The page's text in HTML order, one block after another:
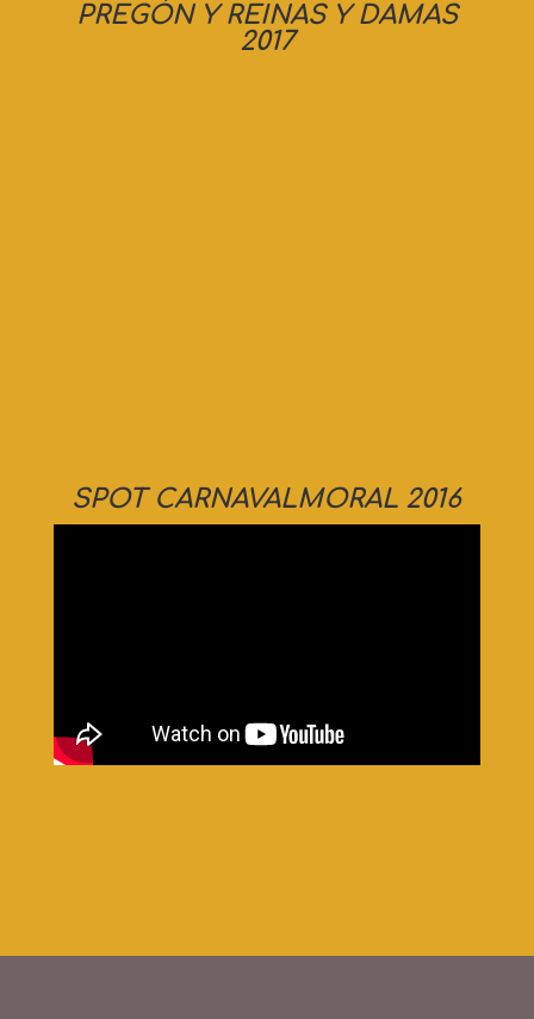
PREGÓN Y REINAS Y DAMAS
2017
SPOT CARNAVALMORAL 2016